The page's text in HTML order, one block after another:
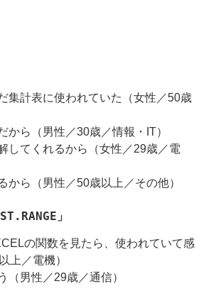
集計表に使われていた（女性／50歳
から（男性／30歳／情報・IT）
してくれるから（女性／29歳／電
から（男性／50歳以上／その他）
」
の関数を見たら、使われていて感
上／電機）
（男性／29歳／通信）